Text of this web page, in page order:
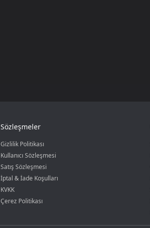
Sözleşmeler
Gizlilik Politikası
Kullanıcı Sözleşmesi
Satış Sözleşmesi
İptal & İade Koşulları
KVKK
Çerez Politikası